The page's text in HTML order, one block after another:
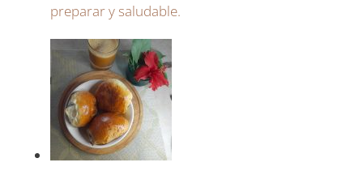
preparar y saludable.